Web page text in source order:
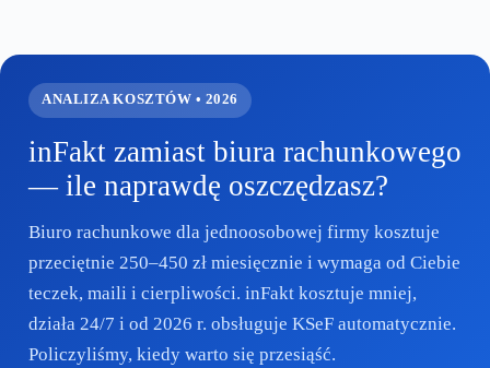
ANALIZA KOSZTÓW • 2026
inFakt zamiast biura rachunkowego
— ile naprawdę oszczędzasz?
Biuro rachunkowe dla jednoosobowej firmy kosztuje
przeciętnie 250–450 zł miesięcznie i wymaga od Ciebie
teczek, maili i cierpliwości. inFakt kosztuje mniej,
działa 24/7 i od 2026 r. obsługuje KSeF automatycznie.
Policzyliśmy, kiedy warto się przesiąść.